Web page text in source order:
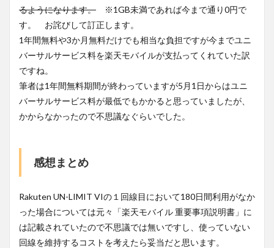
るようになります。 ※1GB未満であれば今まで通り0円で
す。 お詫びして訂正します。
1年間無料や3か月無料だけでも相当な負担ですが今までユニ
バーサルサービス料を楽天モバイルが支払ってくれていた訳
ですね。
筆者は1年間無料期間が終わっていますが5月1日からはユニ
バーサルサービス料が最低でもかかると思っていましたが、
かからなかったので不思議なぐらいでした。
感想まとめ
Rakuten UN-LIMIT VIの１回線目において180日間利用がなか
った場合については元々「楽天モバイル 重要事項説明書」に
は記載されていたので不思議では無いですし、使っていない
回線を維持するコストを考えたら妥当だと思います。